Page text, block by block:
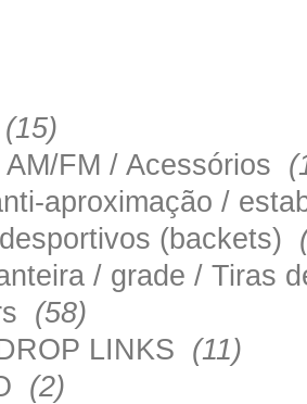
(15)
FM / Acessórios
aproximação /
(backets)
/ grade / Tiras
(58)
LINKS (11)
(2)